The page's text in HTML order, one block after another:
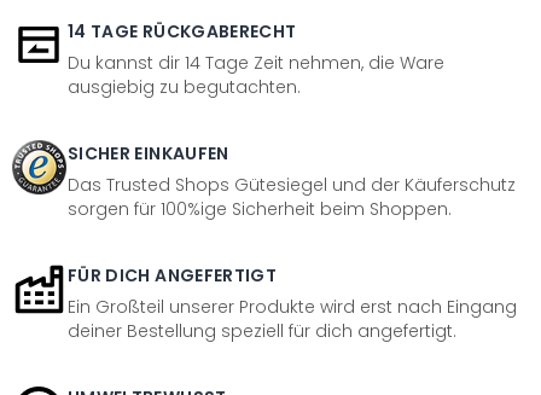
14 TAGE RÜCKGABERECHT
Du kannst dir 14 Tage Zeit nehmen, die Ware
ausgiebig zu begutachten.
SICHER EINKAUFEN
Das Trusted Shops Gütesiegel und der Käuferschutz
sorgen für 100%ige Sicherheit beim Shoppen.
FÜR DICH ANGEFERTIGT
Ein Großteil unserer Produkte wird erst nach Eingang
deiner Bestellung speziell für dich angefertigt.